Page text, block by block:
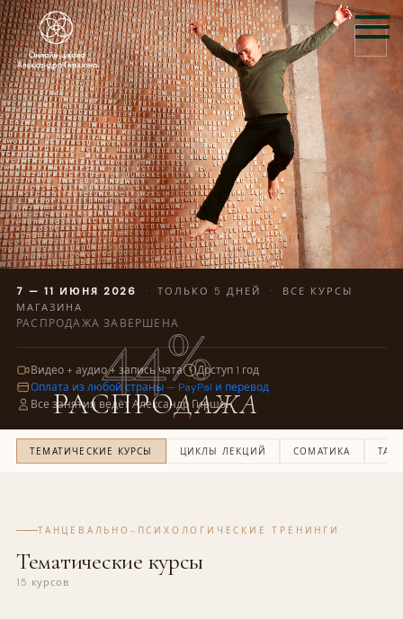
44%
РАСПРО­ДАЖА
★ STARTER PACK — ЛУЧШЕЕ НАЧАЛО →
7 — 11 ИЮНЯ 2026
· ТОЛЬКО 5 ДНЕЙ · ВСЕ КУРСЫ
МАГАЗИНА
РАСПРОДАЖА ЗАВЕРШЕНА
Видео + аудио + запись чата
Доступ 1 год
Оплата из любой страны — PayPal и перевод
Все занятия ведёт Александр Гиршон
ТЕМАТИЧЕСКИЕ КУРСЫ ЦИКЛЫ ЛЕКЦИЙ СОМАТИКА
ТАНЦЕВАЛЬНО-ПСИХОЛОГИЧЕСКИЕ ТРЕНИНГИ
Тематические курсы
15 курсов